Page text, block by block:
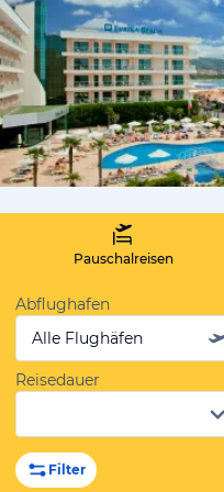
Pauschalreisen
Abflughafen
Alle Flughäfen
Reisedauer
Filter